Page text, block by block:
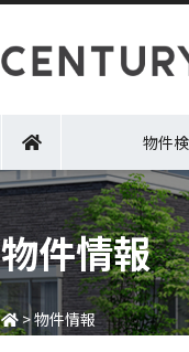
物件
物件情報
>物件情報